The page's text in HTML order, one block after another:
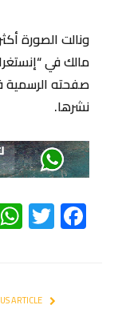
مالك في
نشرها.